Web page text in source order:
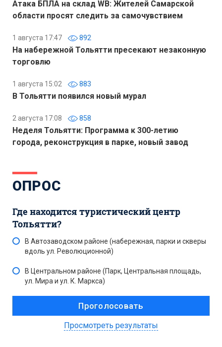
Атака БПЛА на склад WB: Жителей Самарской
области просят следить за самочувствием
1 августа 17:47 892
На набережной Тольятти пресекают незаконную
торговлю
1 августа 15:02 883
В Тольятти появился новый мурал
2 августа 17:08 858
Неделя Тольятти: Программа к 300-летию
города, реконструкция в парке, новый завод
ОПРОС
Где находится туристический центр
Тольятти?
В Автозаводском районе (набережная, парки и скверы
вдоль ул. Революционной)
В Центральном районе (Парк, Центральная площадь,
ул. Мира и ул. К. Маркса)
Просмотреть результаты